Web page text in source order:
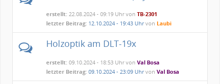
erstellt:22.08.2024 - 09:19 Uhr von TB-2301
letzter Beitrag: 12.10.2024 - 19:43 Uhrvon Laubi
Holzoptik am DLT-19x
erstellt:09.10.2024 - 18:53 Uhr von Val Bosa
letzter Beitrag: 09.10.2024 - 23:09 Uhrvon Val Bosa